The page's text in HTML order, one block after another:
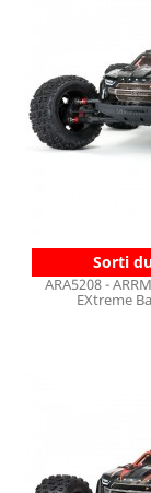
Sorti
ARA5208 -
EXtreme